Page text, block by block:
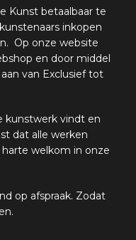
Kunst betaalbaar te
inkopen
Op onze website
en door middel
van Exclusief tot
kunstwerk vindt en
dat alle werken
welkom in onze
op afspraak. Zodat